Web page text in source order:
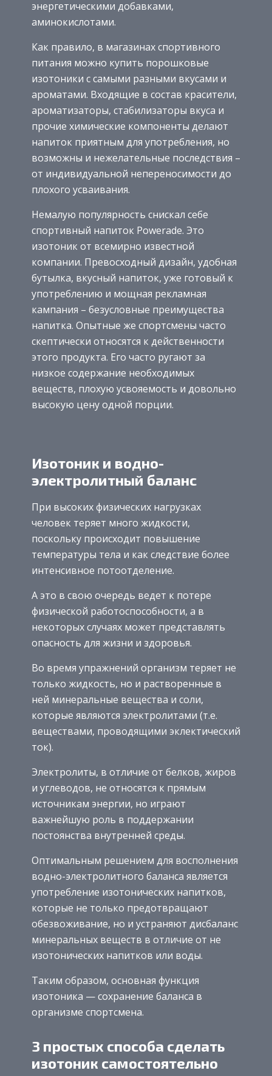
энергетическими добавками,
аминокислотами.
Как правило, в магазинах спортивного
питания можно купить порошковые
изотоники с самыми разными вкусами и
ароматами. Входящие в состав красители,
ароматизаторы, стабилизаторы вкуса и
прочие химические компоненты делают
напиток приятным для употребления, но
возможны и нежелательные последствия –
от индивидуальной непереносимости до
плохого усваивания.
Немалую популярность снискал себе
спортивный напиток Powerade. Это
изотоник от всемирно известной
компании. Превосходный дизайн, удобная
бутылка, вкусный напиток, уже готовый к
употреблению и мощная рекламная
кампания – безусловные преимущества
напитка. Опытные же спортсмены часто
скептически относятся к действенности
этого продукта. Его часто ругают за
низкое содержание необходимых
веществ, плохую усвояемость и довольно
высокую цену одной порции.
Изотоник и водно-
электролитный баланс
При высоких физических нагрузках
человек теряет много жидкости,
поскольку происходит повышение
температуры тела и как следствие более
интенсивное потоотделение.
А это в свою очередь ведет к потере
физической работоспособности, а в
некоторых случаях может представлять
опасность для жизни и здоровья.
Во время упражнений организм теряет не
только жидкость, но и растворенные в
ней минеральные вещества и соли,
которые являются электролитами (т.е.
веществами, проводящими эклектический
ток).
Электролиты, в отличие от белков, жиров
и углеводов, не относятся к прямым
источникам энергии, но играют
важнейшую роль в поддержании
постоянства внутренней среды.
Оптимальным решением для восполнения
водно-электролитного баланса является
употребление изотонических напитков,
которые не только предотвращают
обезвоживание, но и устраняют дисбаланс
минеральных веществ в отличие от не
изотонических напитков или воды.
Таким образом, основная функция
изотоника — сохранение баланса в
организме спортсмена.
3 простых способа сделать
изотоник самостоятельно